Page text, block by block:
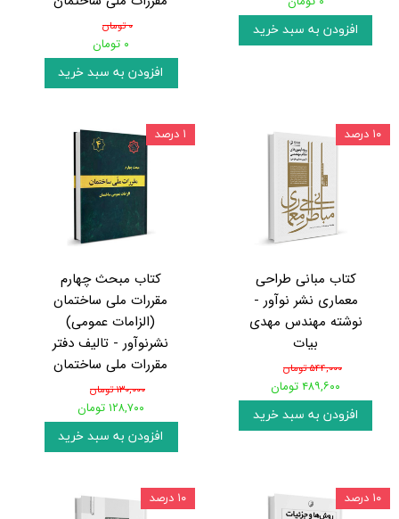
افزودن به سبد خرید ۰ تومان
۰ تومان
افزودن به سبد خرید
کتاب مبانی طراحی
معماری نشر نوآور -
نوشته مهندس مهدی
بیات
۵۴۴,۰۰۰ تومان
۴۸۹,۶۰۰ تومان
افزودن به سبد خرید
۱۰ درصد
کتاب مبحث چهارم
مقررات ملی ساختمان
(الزامات عمومی)
نشرنوآور - تالیف دفتر
مقررات ملی ساختمان
۱۳۰,۰۰۰ تومان
۱۲۸,۷۰۰ تومان
افزودن به سبد خرید
۱ درصد
۱۰ درصد ۱۰ درصد